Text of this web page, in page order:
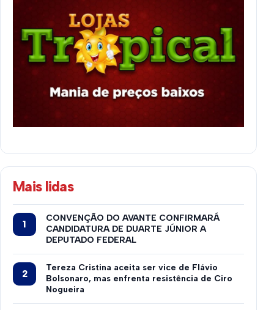
Mais lidas
CONVENÇÃO DO AVANTE CONFIRMARÁ
CANDIDATURA DE DUARTE JÚNIOR A
DEPUTADO FEDERAL
Tereza Cristina aceita ser vice de Flávio
Bolsonaro, mas enfrenta resistência de Ciro
Nogueira